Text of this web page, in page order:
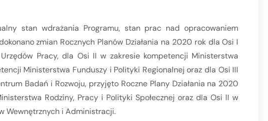
stan wdrażania Programu, stan prac nad opracowaniem
zmian Rocznych Planów Działania na 2020 rok dla Osi I
Pracy, dla Osi II w zakresie kompetencji Ministerstwa
Ministerstwa Funduszy i Polityki Regionalnej oraz dla Osi III
Badań i Rozwoju, przyjęto Roczne Plany Działania na 2020
Rodziny, Pracy i Polityki Społecznej oraz dla Osi II w
Wewnętrznych i Administracji.